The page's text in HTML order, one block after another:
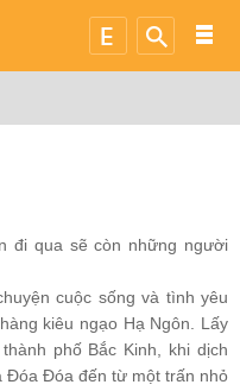
đi qua sẽ còn những người
cuộc sống và tình yêu
kiêu ngạo Hạ Ngôn. Lấy
phố Bắc Kinh, khi dịch
Đóa Đóa đến từ một trấn nhỏ